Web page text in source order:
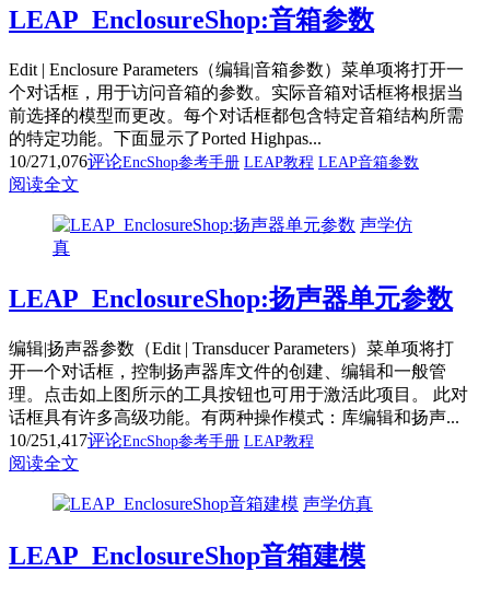
LEAP_EnclosureShop:音箱参数
Edit | Enclosure Parameters（编辑|音箱参数）菜单项将打开一
个对话框，用于访问音箱的参数。实际音箱对话框将根据当
前选择的模型而更改。每个对话框都包含特定音箱结构所需
的特定功能。下面显示了Ported Highpas...
10/271,076评论EncShop参考手册 LEAP教程 LEAP音箱参数
阅读全文
声学仿
真
LEAP_EnclosureShop:扬声器单元参数
编辑|扬声器参数（Edit | Transducer Parameters）菜单项将打
开一个对话框，控制扬声器库文件的创建、编辑和一般管
理。点击如上图所示的工具按钮也可用于激活此项目。 此对
话框具有许多高级功能。有两种操作模式：库编辑和扬声...
10/251,417评论EncShop参考手册 LEAP教程
阅读全文
声学仿真
LEAP_EnclosureShop音箱建模